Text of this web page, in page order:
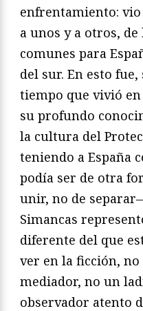
enfrentamiento:
a unos y a otros,
comunes para
del sur. En esto
tiempo que vivió
su profundo
la cultura del
teniendo a España
podía ser de otra
unir, no de
Simancas
diferente del que
ver en la ficción,
mediador, no un
observador atento